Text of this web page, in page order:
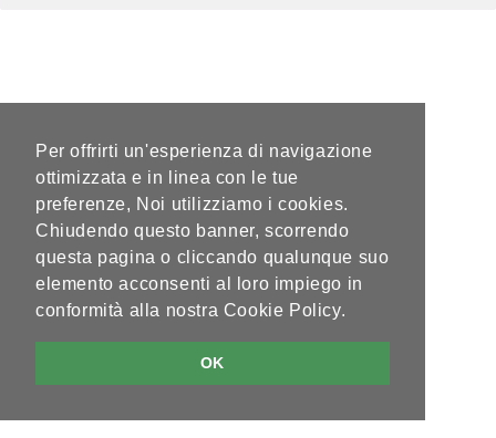
Per offrirti un'esperienza di navigazione
ottimizzata e in linea con le tue
preferenze, Noi utilizziamo i cookies.
Chiudendo questo banner, scorrendo
questa pagina o cliccando qualunque suo
elemento acconsenti al loro impiego in
conformità alla nostra Cookie Policy.
OK